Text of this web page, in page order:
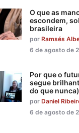
O que as
escondem,
brasileira
por Ramsés
6 de agosto de
Por que o
segue
do que nunca)
por Daniel
6 de agosto de